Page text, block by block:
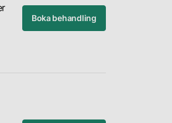
Boka behandling